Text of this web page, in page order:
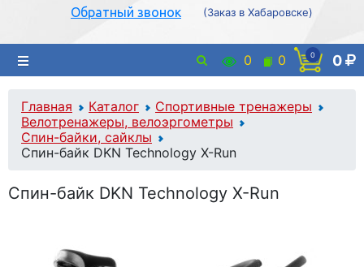
Обратный звонок (Заказ в Хабаровске)
0 0 0 0
Главная Каталог
Спортивные тренажеры
Велотренажеры, велоэргометры
Спин-байки, сайклы
Спин-байк DKN Technology X-Run
Спин-байк DKN Technology X-Run